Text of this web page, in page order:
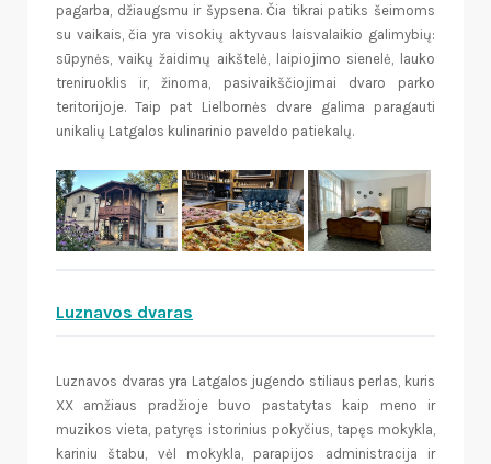
pagarba, džiaugsmu ir šypsena. Čia tikrai patiks šeimoms
su vaikais, čia yra visokių aktyvaus laisvalaikio galimybių:
sūpynės, vaikų žaidimų aikštelė, laipiojimo sienelė, lauko
treniruoklis ir, žinoma, pasivaikščiojimai dvaro parko
teritorijoje. Taip pat Lielbornės dvare galima paragauti
unikalių Latgalos kulinarinio paveldo patiekalų.
Luznavos dvaras
Luznavos dvaras yra Latgalos jugendo stiliaus perlas, kuris
XX amžiaus pradžioje buvo pastatytas kaip meno ir
muzikos vieta, patyręs istorinius pokyčius, tapęs mokykla,
kariniu štabu, vėl mokykla, parapijos administracija ir